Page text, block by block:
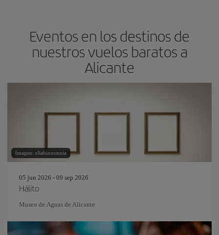
Eventos en los destinos de
nuestros vuelos baratos a
Alicante
Imagen: eliahinsomnia
05 jun 2026 - 09 sep 2026
Hálito
Museo de Aguas de Alicante